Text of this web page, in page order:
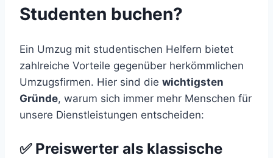
Studenten buchen?
Ein Umzug mit studentischen Helfern bietet
zahlreiche Vorteile gegenüber herkömmlichen
Umzugsfirmen. Hier sind die wichtigsten
Gründe, warum sich immer mehr Menschen für
unsere Dienstleistungen entscheiden:
✅ Preiswerter als klassische